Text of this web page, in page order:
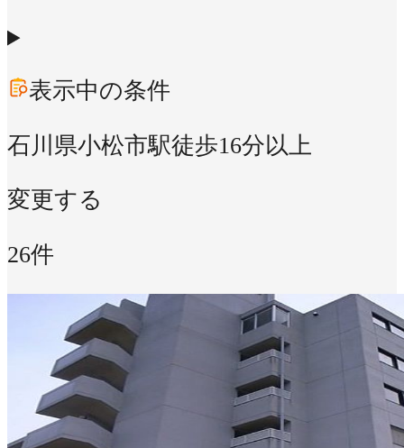
表示中の条件
石川県小松市駅徒歩16分以上
変更する
26件